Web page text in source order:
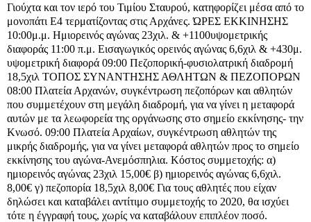
Γιούχτα και τον ιερό του Τιμίου Σταυρού, κατηφορίζει μέσα από το
μονοπάτι Ε4 τερματίζοντας στις Αρχάνες. ΏΡΕΣ ΕΚΚΙΝΗΣΗΣ
10:00μ.μ. Ημιορεινός αγώνας 23χιλ. & +1100υψομετρικής
διαφοράς 11:00 π.μ. Εισαγωγικός ορεινός αγώνας 6,6χιλ & +430μ.
υψομετρική διαφορά 09:00 Πεζοπορική-φυσιολατρική διαδρομή
18,5χιλ ΤΟΠΟΣ ΣΥΝΑΝΤΗΣΗΣ ΑΘΛΗΤΩΝ & ΠΕΖΟΠΟΡΩΝ
08:00 Πλατεία Αρχανών, συγκέντρωση πεζοπόρων και αθλητών
που συμμετέχουν στη μεγάλη διαδρομή, για να γίνει η μεταφορά
αυτών με τα λεωφορεία της οργάνωσης στο σημείο εκκίνησης- την
Κνωσό. 09:00 Πλατεία Αρχαίων, συγκέντρωση αθλητών της
μικρής διαδρομής, για να γίνει μεταφορά αθλητών προς το σημείο
εκκίνησης του αγώνα-Ανεμόσπηλια. Κόστος συμμετοχής: α)
ημιορεινός αγώνας 23χιλ 15,00€ β) ημιορεινός αγώνας 6,6χιλ.
8,00€ γ) πεζοπορία 18,5χιλ 8,00€ Για τους αθλητές που είχαν
δηλώσει και καταβάλει αντίτιμο συμμετοχής το 2020, θα ισχύει
τότε η έγγραφή τους, χωρίς να καταβάλουν επιπλέον ποσό.